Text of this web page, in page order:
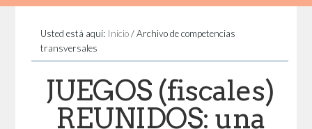
Usted está aquí: Inicio /Archivo de competencias
transversales
JUEGOS (fiscales)
REUNIDOS: una